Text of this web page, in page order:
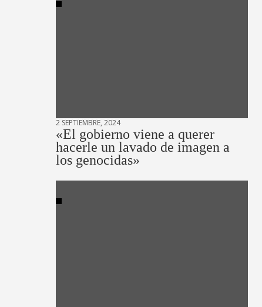
2 SEPTIEMBRE, 2024
«El gobierno viene a querer
hacerle un lavado de imagen a
los genocidas»